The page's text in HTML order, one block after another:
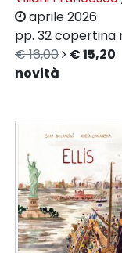
aprile 2026
pp. 32copertina
€ 16,00
€ 15,20
novità